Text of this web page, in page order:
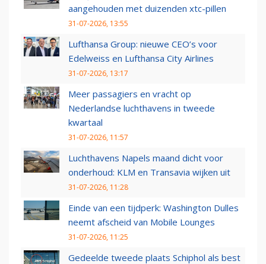
aangehouden met duizenden xtc-pillen
31-07-2026, 13:55
Lufthansa Group: nieuwe CEO’s voor
Edelweiss en Lufthansa City Airlines
31-07-2026, 13:17
Meer passagiers en vracht op
Nederlandse luchthavens in tweede
kwartaal
31-07-2026, 11:57
Luchthavens Napels maand dicht voor
onderhoud: KLM en Transavia wijken uit
31-07-2026, 11:28
Einde van een tijdperk: Washington Dulles
neemt afscheid van Mobile Lounges
31-07-2026, 11:25
Gedeelde tweede plaats Schiphol als best